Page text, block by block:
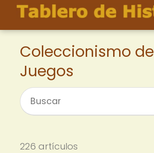
Coleccionismo de
Juegos
226 artículos